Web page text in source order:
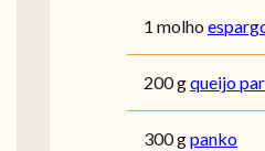
1 molho
200 gqueijo
300 gpanko